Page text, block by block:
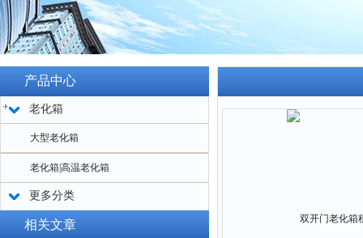
产品中心
老化箱
大型老化箱
老化箱|高温老化箱
更多分类
相关文章